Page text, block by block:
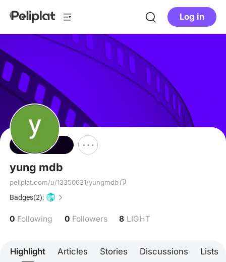
Log in
Follow
yung mdb
peliplat.com/u/13350631/yungmdb
Badges(2):
0 Following 0 Followers 8 LIGHT
Highlight Articles Stories Discussions Lists